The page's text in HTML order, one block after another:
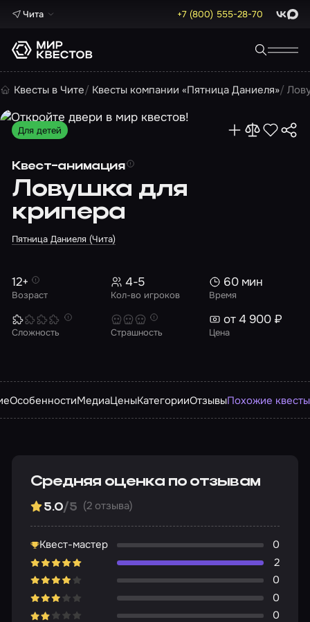
Чита +7 (800) 555-28-70 Max
Квесты в Чите Квесты компании «Пятница Даниеля»
Для детей
Квест-анимация
Ловушка для
крипера
Пятница Даниеля (Чита)
Возраст
12+
Кол-во игроков
4-5
Время
60 мин
Сложность Страшность Цена
от 4 900 ₽
ОсобенностиМедиаЦеныКатегорииОтзывыПохожие квесты
Средняя оценка по отзывам
5.0/5 (2 отзыва)
Квест-мастер
0
2
0
0
0